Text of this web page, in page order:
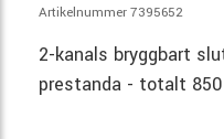
Artikelnummer 7395652
2-kanals bryggbart
prestanda - totalt